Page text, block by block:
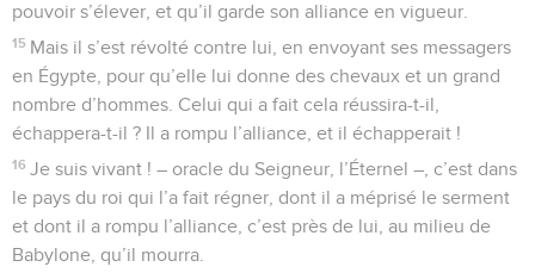
pouvoir s’élever, et qu’il garde son alliance en vigueur.
15 Mais il s’est révolté contre lui, en envoyant ses messagers
en Égypte, pour qu’elle lui donne des chevaux et un grand
nombre d’hommes. Celui qui a fait cela réussira-t-il,
échappera-t-il ? Il a rompu l’alliance, et il échapperait !
16 Je suis vivant ! – oracle du Seigneur, l’Éternel –, c’est dans
le pays du roi qui l’a fait régner, dont il a méprisé le serment
et dont il a rompu l’alliance, c’est près de lui, au milieu de
Babylone, qu’il mourra.